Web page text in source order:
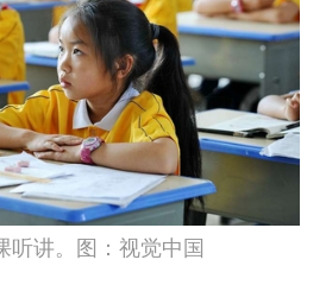
听讲。图：视觉中国